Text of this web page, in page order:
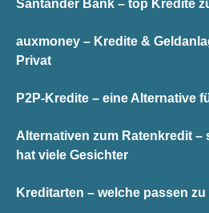
Santander Bank – top Kredite
auxmoney – Kredite &
Privat
P2P-Kredite – eine Alternative
Alternativen zum Ratenkredit –
hat viele Gesichter
Kreditarten – welche passen zu